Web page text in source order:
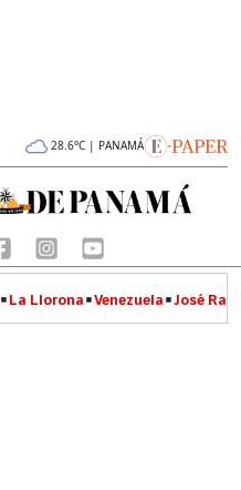
28.6°C | PANAMÁ
La Llorona Venezuela José